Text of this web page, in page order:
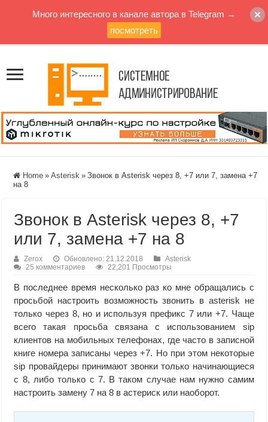
Home » Asterisk » Звонок в Asterisk через 8, +7 или 7, замена +7
на 8
Звонок в Asterisk через 8, +7
или 7, замена +7 на 8
Zerox Обновлено: 21.12.2018
Asterisk
25 комментариев
22,201 Просмотры
В последнее время несколько раз ко мне обращались с
просьбой настроить возможность звонить в asterisk не
только через 8, но и используя префикс 7 или +7. Чаще
всего такая просьба связана с использованием sip
клиентов на мобильных телефонах, где часто в записной
книге номера записаны через +7. Но при этом некоторые
sip провайдеры принимают звонки только начинающиеся
с 8, либо только с 7. В таком случае нам нужно самим
настроить замену 7 на 8 в астериск или наоборот.
Много интересного в канале автора в Telegram →
посмотреть